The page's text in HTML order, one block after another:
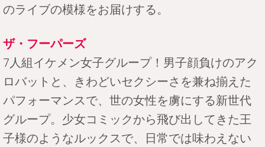
のライブの模様をお届けする。
ザ・フーパーズ
7人組イケメン女子グループ！男子顔負けのアク
ロバットと、きわどいセクシーさを兼ね揃えた
パフォーマンスで、世の女性を虜にする新世代
グループ。少女コミックから飛び出してきた王
子様のようなルックスで、日常では味わえない